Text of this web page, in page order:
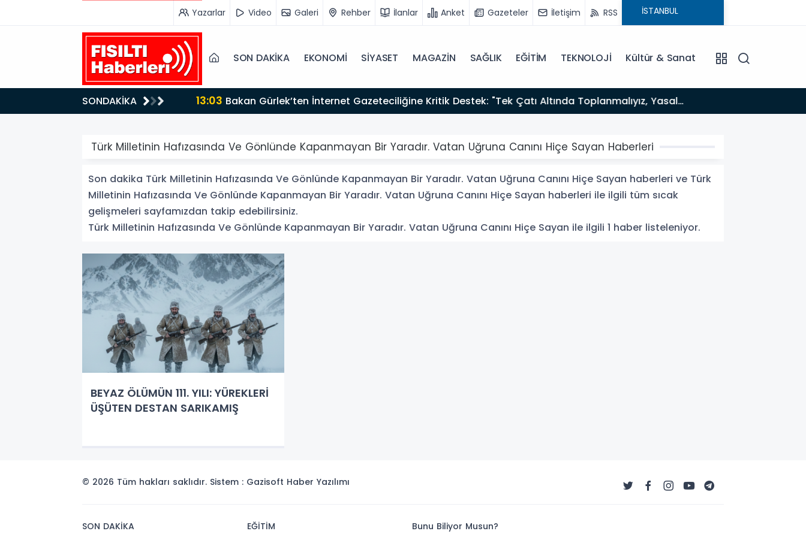
Yazarlar Video Galeri Rehber İlanlar Anket Gazeteler İletişim RSS
SON DAKİKA EKONOMİ SİYASET MAGAZİN SAĞLIK EĞİTİM TEKNOLOJİ Kültür & Sanat
SONDAKİKA 13:03
Düzenlemeye Hazırız"
İlham Ödülü
Türk Milletinin Hafızasında Ve Gönlünde Kapanmayan Bir Yaradır. Vatan Uğruna Canını Hiçe Sayan Haberleri
Son dakika Türk Milletinin Hafızasında Ve Gönlünde Kapanmayan Bir Yaradır. Vatan Uğruna Canını Hiçe Sayan haberleri ve Türk
Milletinin Hafızasında Ve Gönlünde Kapanmayan Bir Yaradır. Vatan Uğruna Canını Hiçe Sayan haberleri ile ilgili tüm sıcak
gelişmeleri sayfamızdan takip edebilirsiniz.
Türk Milletinin Hafızasında Ve Gönlünde Kapanmayan Bir Yaradır. Vatan Uğruna Canını Hiçe Sayan ile ilgili 1 haber listeleniyor.
BEYAZ ÖLÜMÜN 111. YILI: YÜREKLERİ
ÜŞÜTEN DESTAN SARIKAMIŞ
© 2026 Tüm hakları saklıdır. Sistem : Gazisoft Haber Yazılımı
SON DAKİKA EĞİTİM Bunu Biliyor Musun?